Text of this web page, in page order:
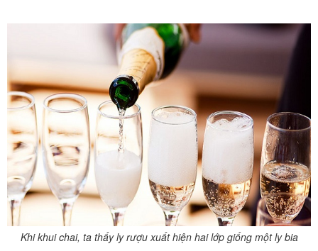
Khi khui chai, ta thấy ly rượu xuất hiện hai lớp giống một ly bia